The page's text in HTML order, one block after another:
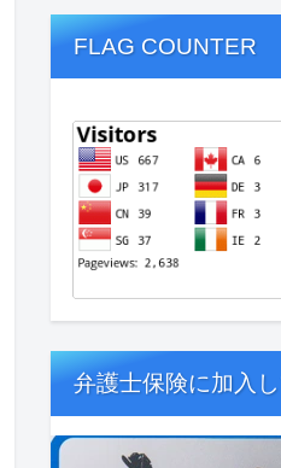
FLAG COUNTER
弁護士保険に加入し